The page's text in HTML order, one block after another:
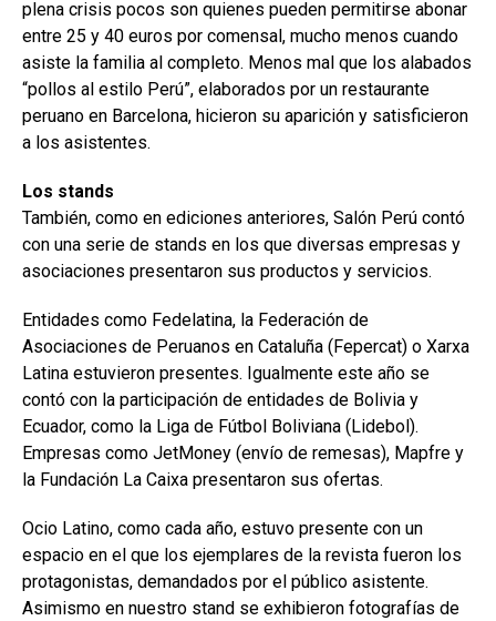
plena crisis pocos son quienes pueden permitirse abonar
entre 25 y 40 euros por comensal, mucho menos cuando
asiste la familia al completo. Menos mal que los alabados
“pollos al estilo Perú”, elaborados por un restaurante
peruano en Barcelona, hicieron su aparición y satisficieron
a los asistentes.
Los stands
También, como en ediciones anteriores, Salón Perú contó
con una serie de stands en los que diversas empresas y
asociaciones presentaron sus productos y servicios.
Entidades como Fedelatina, la Federación de
Asociaciones de Peruanos en Cataluña (Fepercat) o Xarxa
Latina estuvieron presentes. Igualmente este año se
contó con la participación de entidades de Bolivia y
Ecuador, como la Liga de Fútbol Boliviana (Lidebol).
Empresas como JetMoney (envío de remesas), Mapfre y
la Fundación La Caixa presentaron sus ofertas.
Ocio Latino, como cada año, estuvo presente con un
espacio en el que los ejemplares de la revista fueron los
protagonistas, demandados por el público asistente.
Asimismo en nuestro stand se exhibieron fotografías de